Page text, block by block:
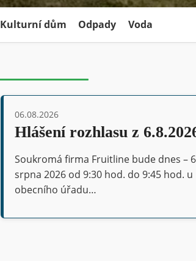
Kulturní dům Odpady Voda
06.08.2026
Hlášení rozhlasu z
Soukromá firma Fruitline bude dnes –
srpna 2026 od 9:30 hod. do 9:45 hod. u
obecního úřadu…